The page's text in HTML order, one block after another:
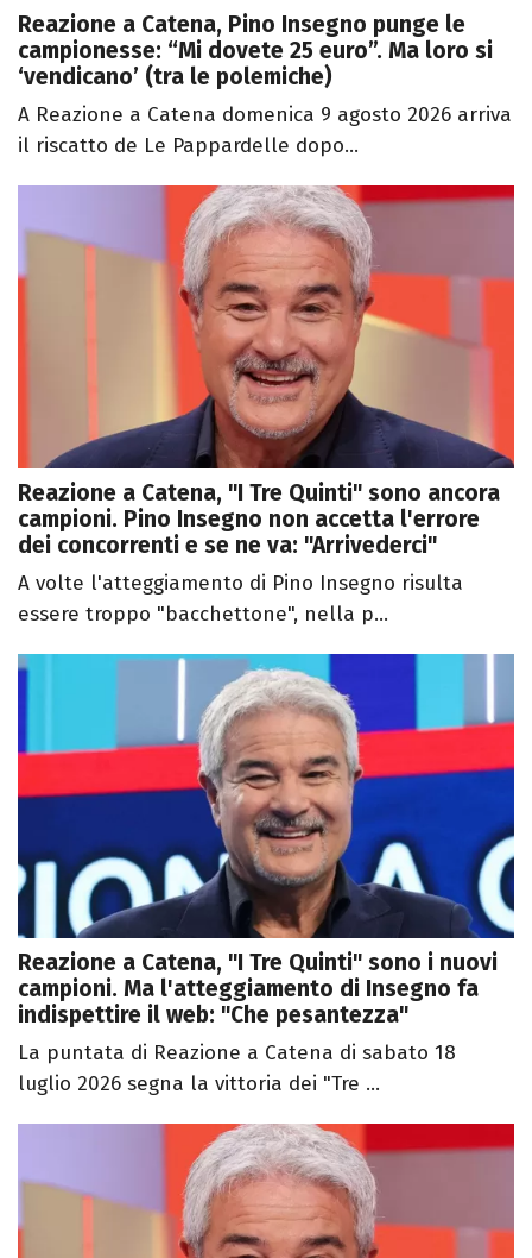
Reazione a Catena, Pino Insegno punge le
campionesse: “Mi dovete 25 euro”. Ma loro si
‘vendicano’ (tra le polemiche)
A Reazione a Catena domenica 9 agosto 2026 arriva
il riscatto de Le Pappardelle dopo...
Reazione a Catena, "I Tre Quinti" sono ancora
campioni. Pino Insegno non accetta l'errore
dei concorrenti e se ne va: "Arrivederci"
A volte l'atteggiamento di Pino Insegno risulta
essere troppo "bacchettone", nella p...
Reazione a Catena, "I Tre Quinti" sono i nuovi
campioni. Ma l'atteggiamento di Insegno fa
indispettire il web: "Che pesantezza"
La puntata di Reazione a Catena di sabato 18
luglio 2026 segna la vittoria dei "Tre ...